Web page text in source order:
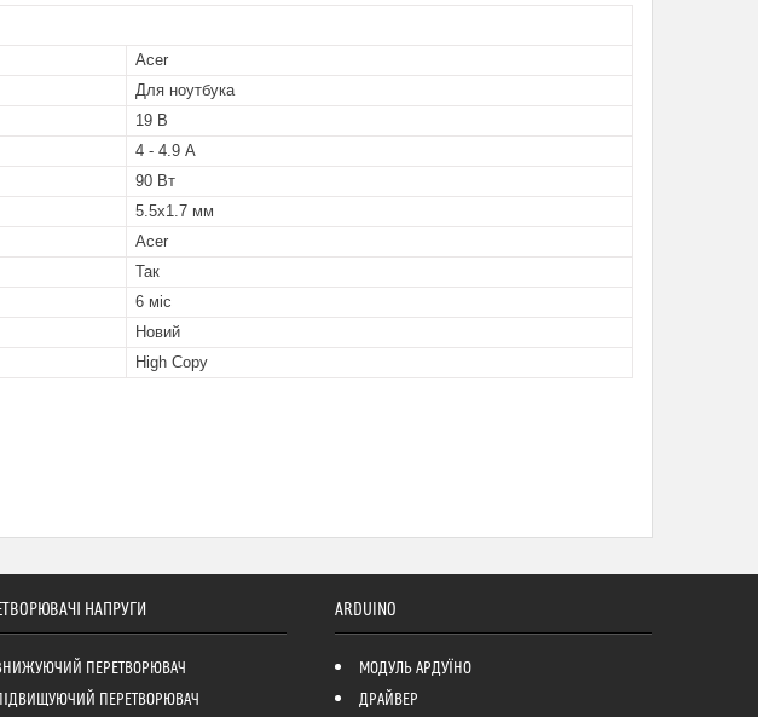
Acer
Для ноутбука
19 В
4 - 4.9 А
90 Вт
5.5x1.7 мм
Acer
Так
6 міс
Новий
High Copy
НАПРУГИ
ПЕРЕТВОРЮВАЧ
ПЕРЕТВОРЮВАЧ
ARDUINO
МОДУЛЬ АРДУЇНО
ДРАЙВЕР